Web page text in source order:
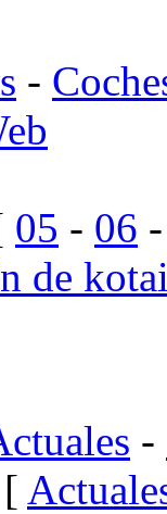
-
05 - 06
de
-
[